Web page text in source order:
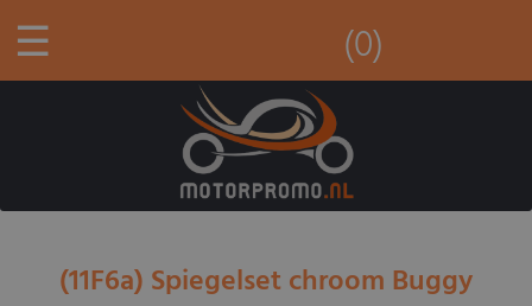
☰ (0)
(11F6a) Spiegelset chroom Buggy